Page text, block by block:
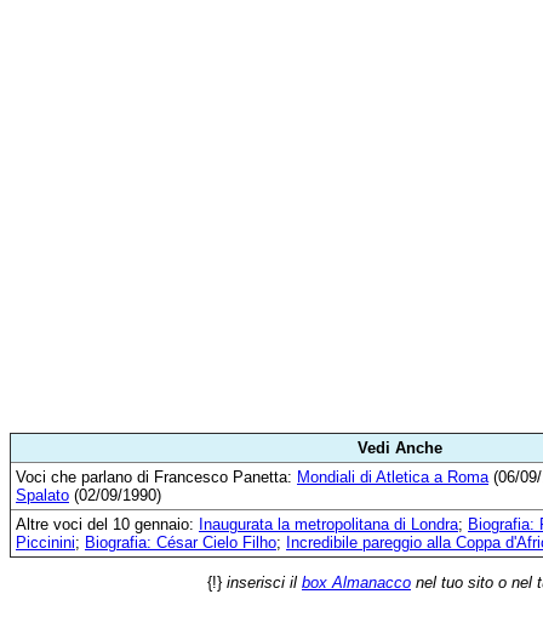
Vedi Anche
Voci che parlano di Francesco Panetta: Mondiali di Atletica a Roma(06/
Spalato (02/09/1990)
Altre voci del 10 gennaio: Inaugurata la metropolitana di Londra; Biografia:
Piccinini; Biografia: César Cielo Filho; Incredibile pareggio alla Coppa
{!} inserisci il box Almanacco nel tuo sito o nel